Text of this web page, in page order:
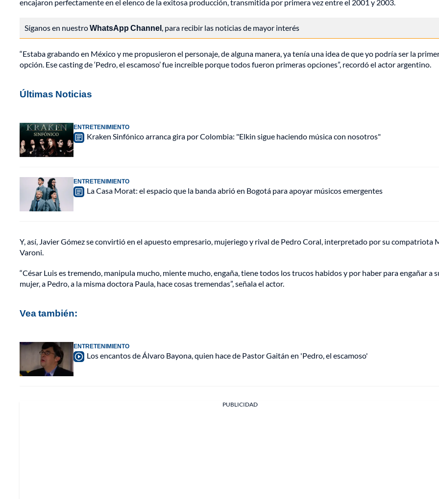
encajaron perfectamente en el elenco de la exitosa producción, transmitida por primera vez entre el 2001 y 2003.
Síganos en nuestroWhatsApp Channel, para recibir las noticias de mayor interés
“Estaba grabando en México y me propusieron el personaje, de alguna manera, ya tenía una idea de que yo podría ser la
opción. Ese casting de ‘Pedro, el escamoso’ fue increíble porque todos fueron primeras opciones”, recordó el actor argentino.
Últimas Noticias
ENTRETENIMIENTO
Kraken Sinfónico arranca gira por Colombia: "Elkin sigue haciendo música con nosotros"
ENTRETENIMIENTO
La Casa Morat: el espacio que la banda abrió en Bogotá para apoyar músicos emergentes
Y, así, Javier Gómez se convirtió en el apuesto empresario, mujeriego y rival de Pedro Coral, interpretado por su compatriota
Varoni.
“César Luis es tremendo, manipula mucho, miente mucho, engaña, tiene todos los trucos habidos y por haber para engañar a
mujer, a Pedro, a la misma doctora Paula, hace cosas tremendas”, señala el actor.
Vea también:
ENTRETENIMIENTO
Los encantos de Álvaro Bayona, quien hace de Pastor Gaitán en 'Pedro, el escamoso'
PUBLICIDAD